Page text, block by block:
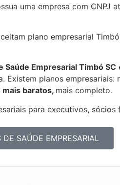
uma empresa com CNPJ
plano empresarial
Saúde Empresarial Timbó SC
Existem planos empresariais:
baratos, mais completo.
para executivos, sócios
DE SAÚDE EMPRESARIAL